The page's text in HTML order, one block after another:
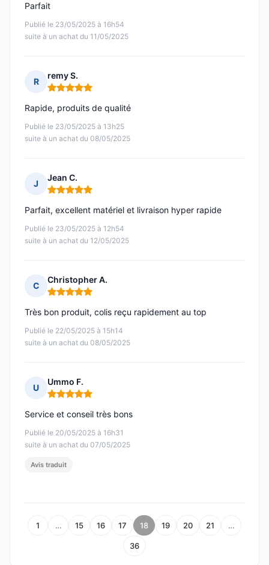
Publié le 23/05/2025 à 16h54
suite à un achat du 11/05/2025
Parfait
R
remy S.
Note : 5 sur 5
Publié le 23/05/2025 à 13h25
suite à un achat du 08/05/2025
Rapide, produits de qualité
J
Jean C.
Note : 5 sur 5
Publié le 23/05/2025 à 12h54
suite à un achat du 12/05/2025
Parfait, excellent matériel et livraison hyper rapide
C
Christopher A.
Note : 5 sur 5
Publié le 22/05/2025 à 15h14
suite à un achat du 08/05/2025
Très bon produit, colis reçu rapidement au top
U
Ummo F.
Note : 5 sur 5
Publié le 20/05/2025 à 16h31
suite à un achat du 07/05/2025
Service et conseil très bons
Avis traduit
1 … 15 16 17 18 19 20 21 …
36